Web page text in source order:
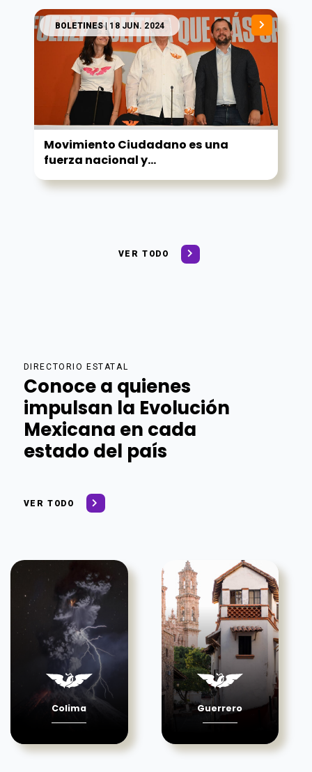
BOLETINES| 18 JUN. 2024
Movimiento Ciudadano es una
fuerza nacional y...
VER TODO
DIRECTORIO ESTATAL
Conoce a quienes
impulsan la Evolución
Mexicana en cada
estado del país
VER TODO
Colima Guerrero